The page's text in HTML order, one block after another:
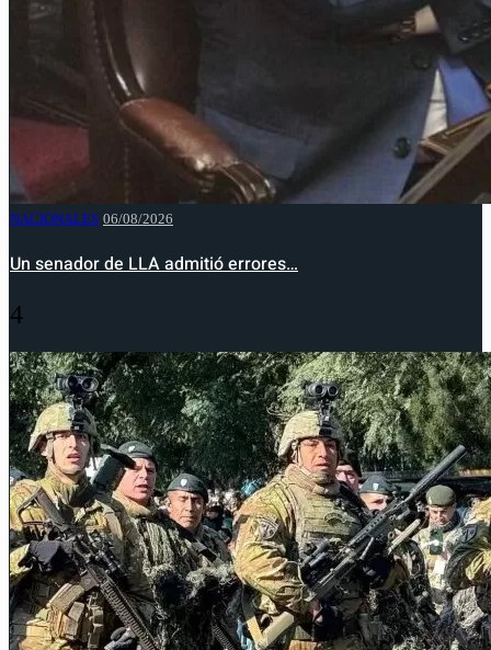
NACIONALES 06/08/2026
Un senador de LLA admitió errores…
4